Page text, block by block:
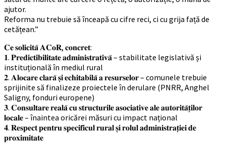
ajutor.
Reforma nu trebuie să înceapă cu cifre reci, ci cu grija față de
cetățean.”
𝐂𝐞 𝐬𝐨𝐥𝐢𝐜𝐢𝐭𝐚̆ 𝐀𝐂𝐨𝐑, 𝐜𝐨𝐧𝐜𝐫𝐞𝐭:
𝟏. 𝐏𝐫𝐞𝐝𝐢𝐜𝐭𝐢𝐛𝐢𝐥𝐢𝐭𝐚𝐭𝐞 𝐚𝐝𝐦𝐢𝐧𝐢𝐬𝐭𝐫𝐚𝐭𝐢𝐯𝐚̆ – stabilitate legislativă și
instituțională în mediul rural
𝟐. 𝐀𝐥𝐨𝐜𝐚𝐫𝐞 𝐜𝐥𝐚𝐫𝐚̆ 𝐬̦𝐢 𝐞𝐜𝐡𝐢𝐭𝐚𝐛𝐢𝐥𝐚̆ 𝐚 𝐫𝐞𝐬𝐮𝐫𝐬𝐞𝐥𝐨𝐫 – comunele trebuie
sprijinite să finalizeze proiectele în derulare (PNRR, Anghel
Saligny, fonduri europene)
𝟑. 𝐂𝐨𝐧𝐬𝐮𝐥𝐭𝐚𝐫𝐞 𝐫𝐞𝐚𝐥𝐚̆ 𝐜𝐮 𝐬𝐭𝐫𝐮𝐜𝐭𝐮𝐫𝐢𝐥𝐞 𝐚𝐬𝐨𝐜𝐢𝐚𝐭𝐢𝐯𝐞 𝐚𝐥𝐞 𝐚𝐮𝐭𝐨𝐫𝐢𝐭𝐚̆𝐭̦𝐢𝐥𝐨𝐫
𝐥𝐨𝐜𝐚𝐥𝐞 – înaintea oricărei măsuri cu impact național
𝟒. 𝐑𝐞𝐬𝐩𝐞𝐜𝐭 𝐩𝐞𝐧𝐭𝐫𝐮 𝐬𝐩𝐞𝐜𝐢𝐟𝐢𝐜𝐮𝐥 𝐫𝐮𝐫𝐚𝐥 𝐬̦𝐢 𝐫𝐨𝐥𝐮𝐥 𝐚𝐝𝐦𝐢𝐧𝐢𝐬𝐭𝐫𝐚𝐭̦𝐢𝐞𝐢 𝐝𝐞
𝐩𝐫𝐨𝐱𝐢𝐦𝐢𝐭𝐚𝐭𝐞